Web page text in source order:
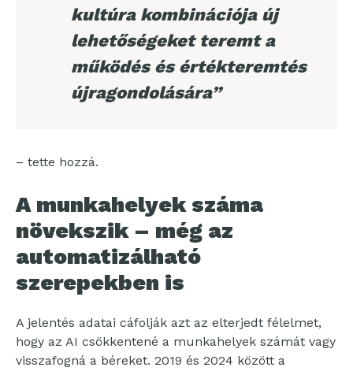
kultúra kombinációja új
lehetőségeket teremt a
működés és értékteremtés
újragondolására”
– tette hozzá.
A munkahelyek száma
növekszik – még az
automatizálható
szerepekben is
A jelentés adatai cáfolják azt az elterjedt félelmet,
hogy az AI csökkentené a munkahelyek számát vagy
visszafogná a béreket. 2019 és 2024 között a